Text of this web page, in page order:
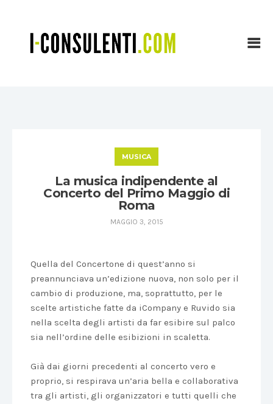
MUSICA
La musica indipendente al
Concerto del Primo Maggio di
Roma
MAGGIO 3, 2015
Quella del Concertone di quest’anno si
preannunciava un’edizione nuova, non solo per il
cambio di produzione, ma, soprattutto, per le
scelte artistiche fatte da iCompany e Ruvido sia
nella scelta degli artisti da far esibire sul palco
sia nell’ordine delle esibizioni in scaletta.
Già dai giorni precedenti al concerto vero e
proprio, si respirava un’aria bella e collaborativa
tra gli artisti, gli organizzatori e tutti quelli che